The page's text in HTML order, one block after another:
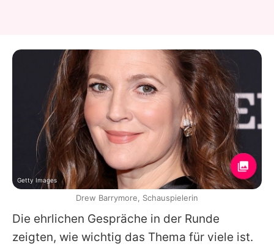
Die ehrlichen Gespräche in der Runde
zeigten, wie wichtig das Thema für viele ist.
Getty Images
Drew Barrymore, Schauspielerin